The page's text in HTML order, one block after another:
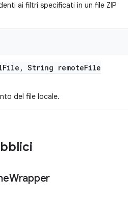
ai filtri specificati in un file ZIP
File , String remoteFile
del file locale.
Wrapper